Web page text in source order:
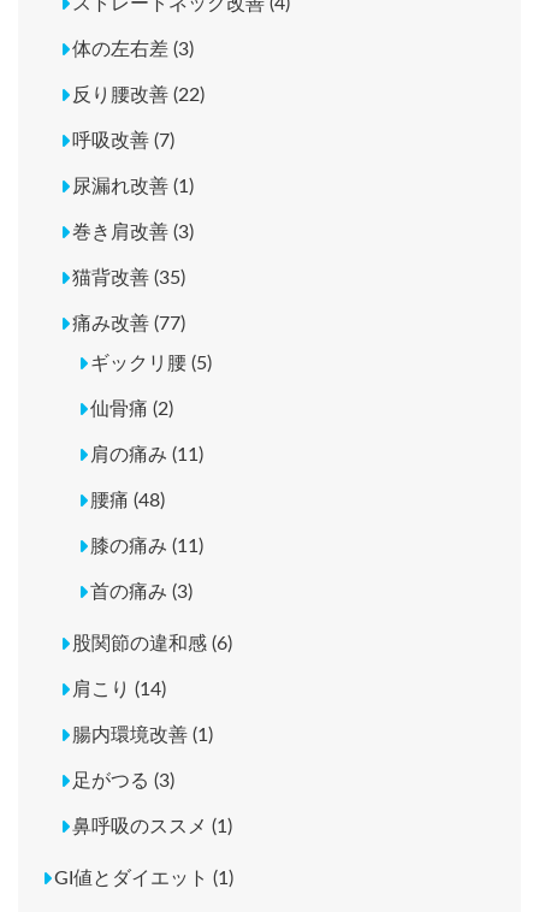
体の左右差 (3)
反り腰改善 (22)
呼吸改善 (7)
尿漏れ改善 (1)
巻き肩改善 (3)
猫背改善 (35)
痛み改善 (77)
ギックリ腰 (5)
仙骨痛 (2)
肩の痛み (11)
腰痛 (48)
膝の痛み (11)
首の痛み (3)
股関節の違和感 (6)
肩こり (14)
腸内環境改善 (1)
足がつる (3)
鼻呼吸のススメ (1)
GI値とダイエット (1)